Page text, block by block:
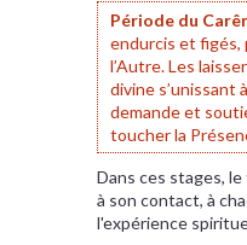
Période du
endurcis et figés,
l’Autre. Les
divine s’unissant
demande et
toucher la
Dans ces stages,
à son contact, à
l'expérience